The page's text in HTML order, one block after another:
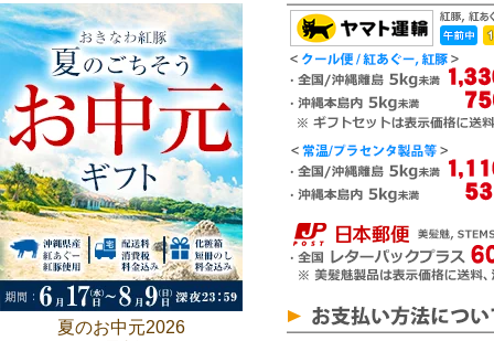
夏のお中元2026